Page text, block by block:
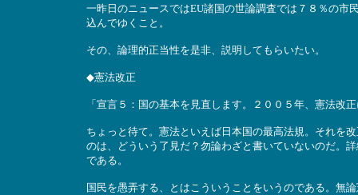
一昨日のニュースではEU諸国の世論調査では７８％の市
込んでゆくこと。
その、論理的正当性を是非、説明してもらいたい。
◆憲法改正
「宣言５：国の基本を見直します。２００５年、憲法改
ちょっと待て。憲法といえば日本国の最高法規。それを
のは、どういう了見だ？勿論わざと書いていないのだ。
である。
国民を愚弄する、とはこういうことをいうのである。無